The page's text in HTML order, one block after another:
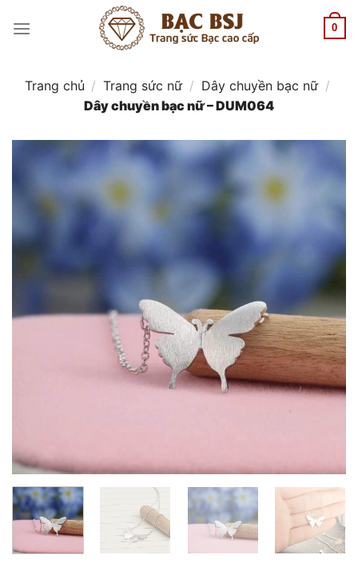
đến
0
Trang chủ / Trang sức nữ / Dây chuyền bạc nữ /
Dây chuyền bạc nữ – DUM064